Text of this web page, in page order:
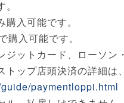
入可能です。
購入可能です。
ジットカード、ローソン
トップ店頭決済の詳細は
paymentloppi.html